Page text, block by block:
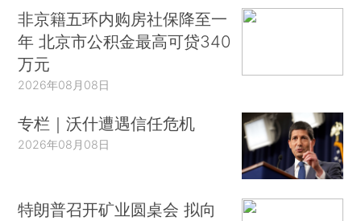
非京籍五环内购房社保降至一
年 北京市公积金最高可贷340
万元
2026年08月08日
专栏｜沃什遭遇信任危机
2026年08月08日
特朗普召开矿业圆桌会 拟向